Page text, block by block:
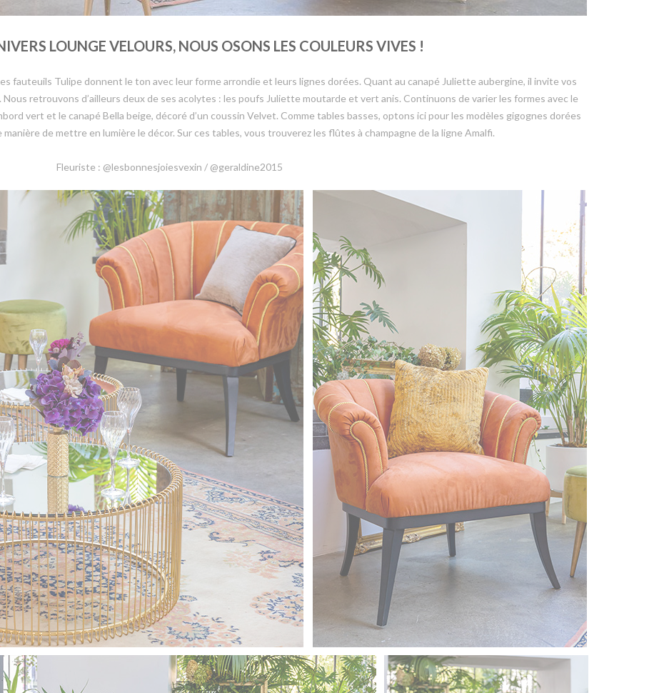
LOUNGE VELOURS, NOUS OSONS LES COULEURS VIVES !
fauteuils Tulipe donnent le ton avec leur forme arrondie et leurs lignes dorées. Quant au canapé Juliette aubergine, il invite vos
retrouvons d’ailleurs deux de ses acolytes : les poufs Juliette moutarde et vert anis. Continuons de varier les formes avec le
vert et le canapé Bella beige, décoré d’un coussin Velvet. Comme tables basses, optons ici pour les modèles gigognes dorées
de mettre en lumière le décor. Sur ces tables, vous trouverez les flûtes à champagne de la ligne Amalfi.
Fleuriste : @lesbonnesjoiesvexin / @geraldine2015